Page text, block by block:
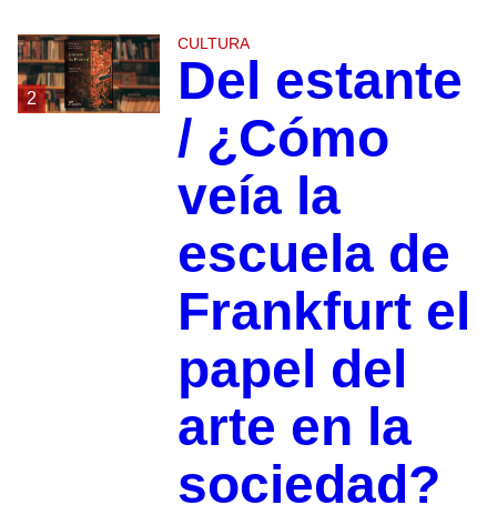
2
CULTURA
Del estante
/ ¿Cómo
veía la
escuela de
Frankfurt el
papel del
arte en la
sociedad?